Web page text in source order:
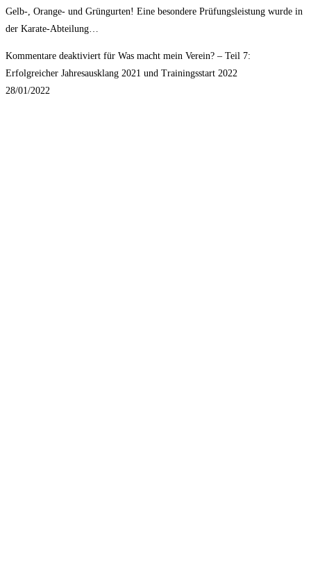
Gelb-, Orange- und Grüngurten! Eine besondere Prüfungsleistung wurde in
der Karate-Abteilung…
Kommentare deaktiviert für Was macht mein Verein? – Teil 7:
Erfolgreicher Jahresausklang 2021 und Trainingsstart 2022
28/01/2022